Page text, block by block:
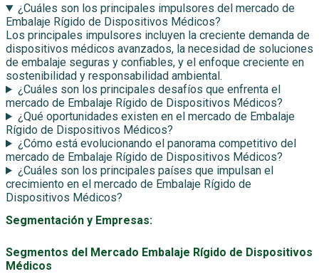
¿Cuáles son los principales impulsores del mercado de
Embalaje Rígido de Dispositivos Médicos?
Los principales impulsores incluyen la creciente demanda de
dispositivos médicos avanzados, la necesidad de soluciones
de embalaje seguras y confiables, y el enfoque creciente en
sostenibilidad y responsabilidad ambiental.
¿Cuáles son los principales desafíos que enfrenta el
mercado de Embalaje Rígido de Dispositivos Médicos?
¿Qué oportunidades existen en el mercado de Embalaje
Rígido de Dispositivos Médicos?
¿Cómo está evolucionando el panorama competitivo del
mercado de Embalaje Rígido de Dispositivos Médicos?
¿Cuáles son los principales países que impulsan el
crecimiento en el mercado de Embalaje Rígido de
Dispositivos Médicos?
Segmentación y Empresas:
Segmentos del Mercado Embalaje Rígido de Dispositivos
Médicos